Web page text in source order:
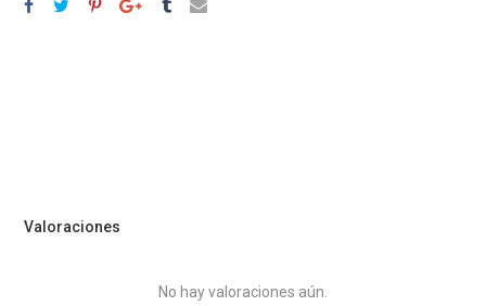
Valoraciones
No hay valoraciones aún.